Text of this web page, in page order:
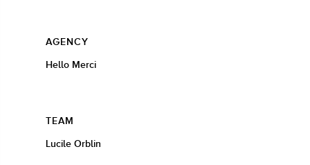
AGENCY
Hello Merci
TEAM
Lucile Orblin